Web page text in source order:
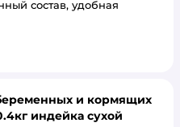
состав, удобная
и кормящих
индейка сухой